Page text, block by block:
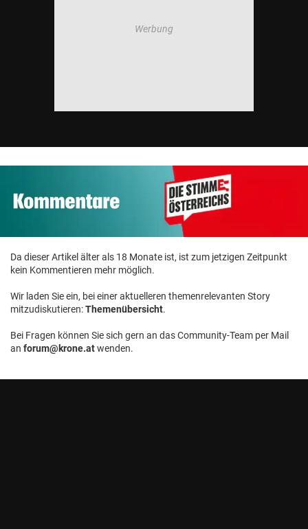
Da dieser Artikel älter als 18 Monate ist, ist zum jetzigen Zeitpunkt
kein Kommentieren mehr möglich.
Wir laden Sie ein, bei einer aktuelleren themenrelevanten Story
mitzudiskutieren:Themenübersicht.
Bei Fragen können Sie sich gern an das Community-Team per Mail
an forum@krone.atwenden.